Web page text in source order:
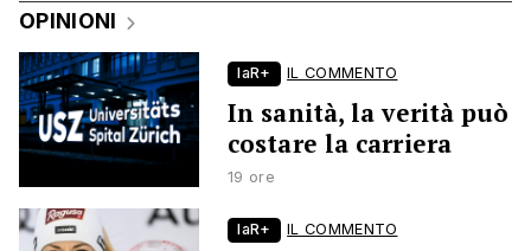
OPINIONI
laR+ IL COMMENTO
In sanità, la verità può
costare la carriera
19 ore
laR+ IL COMMENTO